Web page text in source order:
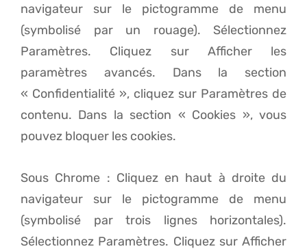
navigateur sur le pictogramme de menu
(symbolisé par un rouage). Sélectionnez
Paramètres. Cliquez sur Afficher les
paramètres avancés. Dans la section
« Confidentialité », cliquez sur Paramètres de
contenu. Dans la section « Cookies », vous
pouvez bloquer les cookies.
Sous Chrome : Cliquez en haut à droite du
navigateur sur le pictogramme de menu
(symbolisé par trois lignes horizontales).
Sélectionnez Paramètres. Cliquez sur Afficher